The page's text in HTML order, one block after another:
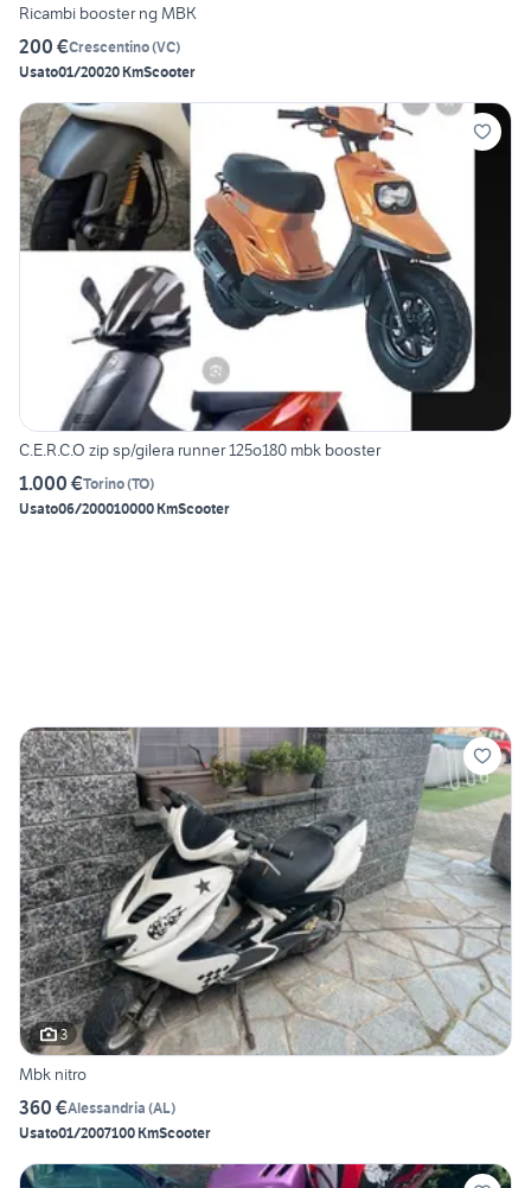
Ricambi booster ng MBK
200 €Crescentino(VC)
Usato01/20020 KmScooter
C.E.R.C.O zip sp/gilera runner 125o180 mbk booster
1.000 €Torino(TO)
Usato06/200010000 KmScooter
3
Mbk nitro
360 €Alessandria (AL)
Usato01/2007100 KmScooter